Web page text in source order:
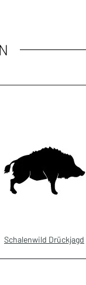
Schalenwild Drückjagd